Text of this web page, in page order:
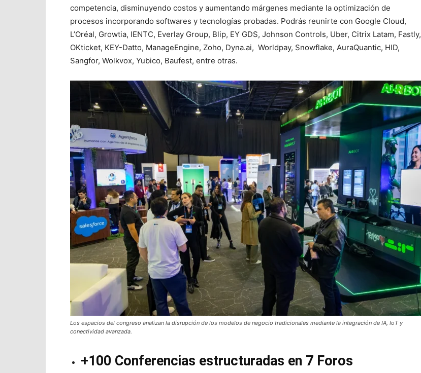
competencia, disminuyendo costos y aumentando márgenes mediante la optimización de
procesos incorporando softwares y tecnologías probadas. Podrás reunirte con Google Cloud,
L’Oréal, Growtia, IENTC, Everlay Group, Blip, EY GDS, Johnson Controls, Uber, Citrix Latam, Fastly,
OKticket, KEY-Datto, ManageEngine, Zoho, Dyna.ai, Worldpay, Snowflake, AuraQuantic, HID,
Sangfor, Wolkvox, Yubico, Baufest, entre otras.
Los espacios del congreso analizan la disrupción de los modelos de negocio tradicionales mediante la integración de IA, IoT y
conectividad avanzada.
+100 Conferencias estructuradas en 7 Foros